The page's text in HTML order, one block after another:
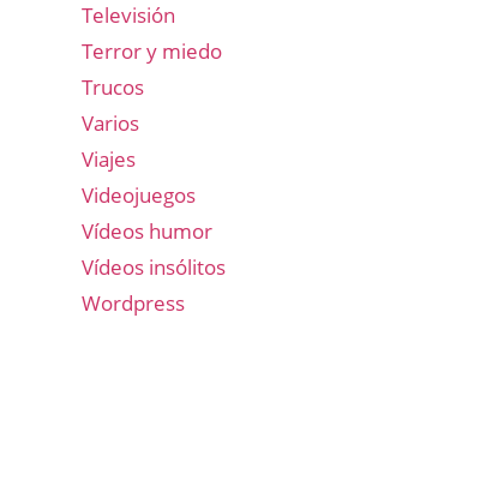
Televisión
Terror y miedo
Trucos
Varios
Viajes
Videojuegos
Vídeos humor
Vídeos insólitos
Wordpress